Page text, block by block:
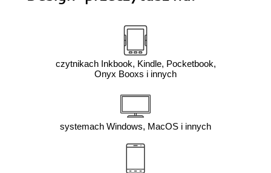
czytnikach Inkbook, Kindle, Pocketbook,
Onyx Booxs i innych
systemach Windows, MacOS i innych